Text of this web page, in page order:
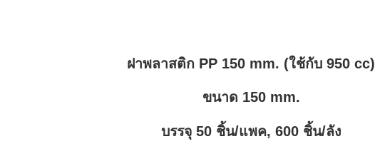
ฝาพลาสติก PP 150 mm. (ใช้กับ 950 cc)
ขนาด 150 mm.
บรรจุ 50 ชิ้น/แพค, 600 ชิ้น/ลัง